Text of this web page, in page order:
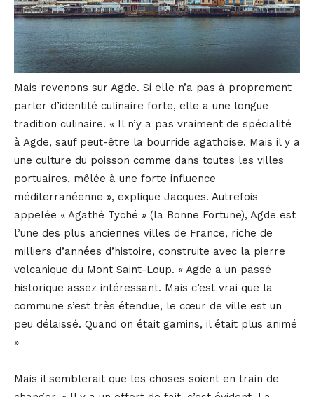
Mais revenons sur Agde. Si elle n’a pas à proprement
parler d’identité culinaire forte, elle a une longue
tradition culinaire. « Il n’y a pas vraiment de spécialité
à Agde, sauf peut-être la bourride agathoise. Mais il y a
une culture du poisson comme dans toutes les villes
portuaires, mêlée à une forte influence
méditerranéenne », explique Jacques. Autrefois
appelée « Agathé Tyché » (la Bonne Fortune), Agde est
l’une des plus anciennes villes de France, riche de
milliers d’années d’histoire, construite avec la pierre
volcanique du Mont Saint-Loup. « Agde a un passé
historique assez intéressant. Mais c’est vrai que la
commune s’est très étendue, le cœur de ville est un
peu délaissé. Quand on était gamins, il était plus animé
»
Mais il semblerait que les choses soient en train de